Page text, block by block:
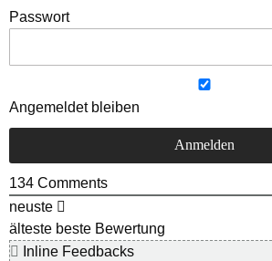
Passwort
Angemeldet bleiben
134 Comments
neuste
älteste beste Bewertung
Inline Feedbacks